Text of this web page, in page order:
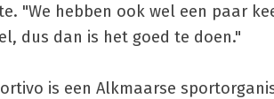
"We hebben ook wel een paar
dus dan is het goed te doen."
is een Alkmaarse